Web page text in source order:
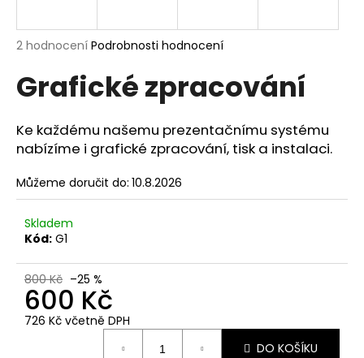
Průměrné
produktu
je
z
5
hvězdiček.
2 hodnocení Podrobnosti hodnocení
Grafické zpracování
Ke každému našemu prezentačnímu systému
nabízíme i grafické zpracování, tisk a instalaci.
Můžeme doručit do: 10.8.2026
Skladem
Kód: G1
800 Kč –25 %
600 Kč
726 Kč včetně DPH
DO KOŠÍKU
j
t
?
HLEDAT
D
o
p
o